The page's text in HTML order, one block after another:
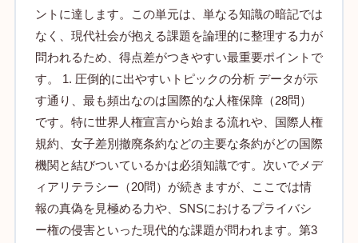
ントに達します。この単元は、単なる知識の暗記では
なく、現代社会が抱える課題を論理的に整理する力が
問われるため、得点差がつきやすい最重要ポイントで
す。 1. 圧倒的に出やすいトピックの分析 データが示
す通り、最も頻出なのは国際的な人権保障（28問）
です。特に世界人権宣言から始まる流れや、国際人権
規約、女子差別撤廃条約などの主要な条約がどの国際
機関と結びついているかは必須知識です。次いでメデ
ィアリテラシー（20問）が続きますが、ここでは情
報の真偽を見極める力や、SNSにおけるプライバシ
ー権の侵害といった現代的な課題が問われます。第3